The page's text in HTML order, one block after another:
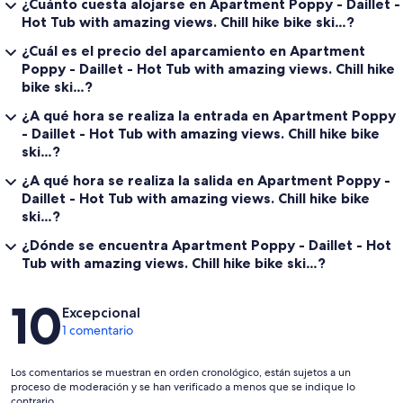
Hot Tub with amazing views. Chill hike bike ski…?
¿Cuál es el precio del aparcamiento en Apartment
Poppy - Daillet - Hot Tub with amazing views. Chill hike
bike ski…?
¿A qué hora se realiza la entrada en Apartment Poppy
- Daillet - Hot Tub with amazing views. Chill hike bike
ski…?
¿A qué hora se realiza la salida en Apartment Poppy -
Daillet - Hot Tub with amazing views. Chill hike bike
ski…?
¿Dónde se encuentra Apartment Poppy - Daillet - Hot
Tub with amazing views. Chill hike bike ski…?
Comentarios
10Excepcional
1 comentario
Los comentarios se muestran en orden cronológico, están sujetos a un
proceso de moderación y se han verificado a menos que se indique lo